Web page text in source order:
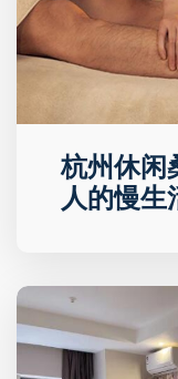
杭州休闲
人的慢生